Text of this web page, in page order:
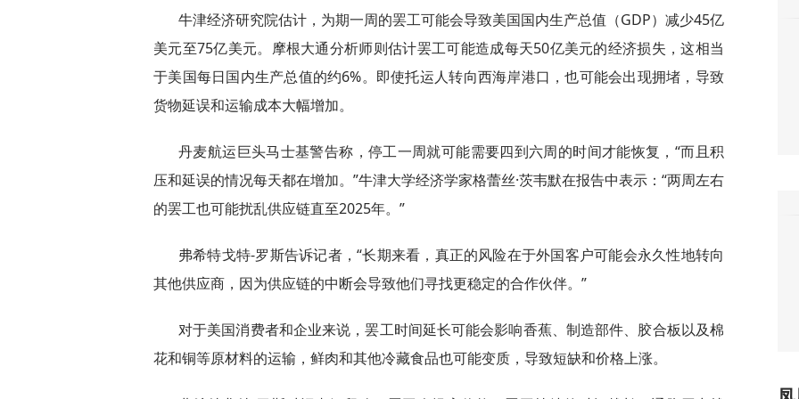
牛津经济研究院估计，为期一周的罢工可能会导致美国国内生产总值（GDP）减少45亿
美元至75亿美元。摩根大通分析师则估计罢工可能造成每天50亿美元的经济损失，这相当
于美国每日国内生产总值的约6%。即使托运人转向西海岸港口，也可能会出现拥堵，导致
货物延误和运输成本大幅增加。
丹麦航运巨头马士基警告称，停工一周就可能需要四到六周的时间才能恢复，“而且积
压和延误的情况每天都在增加。”牛津大学经济学家格蕾丝·茨韦默在报告中表示：“两周左右
的罢工也可能扰乱供应链直至2025年。”
弗希特戈特-罗斯告诉记者，“长期来看，真正的风险在于外国客户可能会永久性地转向
其他供应商，因为供应链的中断会导致他们寻找更稳定的合作伙伴。”
对于美国消费者和企业来说，罢工时间延长可能会影响香蕉、制造部件、胶合板以及棉
花和铜等原材料的运输，鲜肉和其他冷藏食品也可能变质，导致短缺和价格上涨。